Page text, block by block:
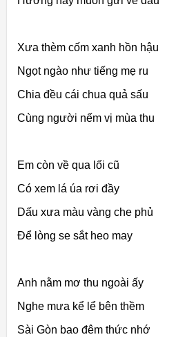
Xưa thèm cốm xanh hồn hậu
Ngọt ngào như tiếng mẹ ru
Chia đều cái chua quả sấu
Cùng người nếm vị mùa thu
Em còn về qua lối cũ
Có xem lá úa rơi đầy
Dấu xưa màu vàng che phủ
Để lòng se sắt heo may
Anh nằm mơ thu ngoài ấy
Nghe mưa kể lể bên thềm
Sài Gòn bao đêm thức nhớ